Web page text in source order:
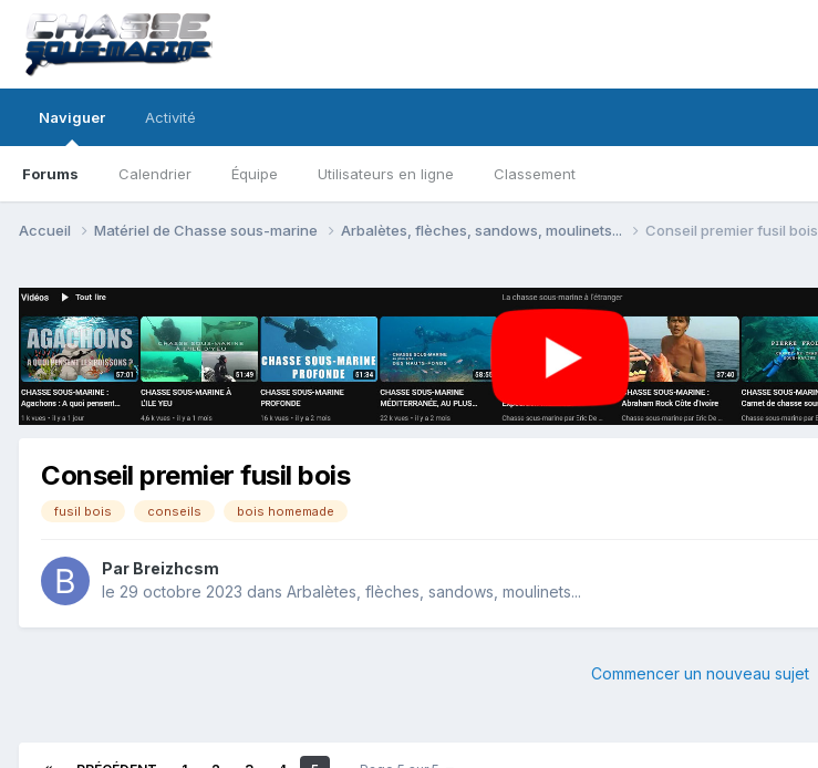
Naviguer
Forums Calendrier Équipe Utilisateurs en ligne Classement
Activité
Accueil Matériel de Chasse sous-marine Arbalètes, flèches, sandows, moulinets... Conseil premier fusil bois
Conseil premier fusil bois
fusil bois conseils bois homemade
Par Breizhcsm
le 29 octobre 2023 dans Arbalètes, flèches, sandows, moulinets...
Commencer un nouveau sujet